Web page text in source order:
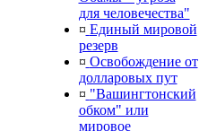
для человечества"
¤ Единый мировой
резерв
¤ Освобождение от
долларовых пут
¤ "Вашингтонский
обком" или
мировое